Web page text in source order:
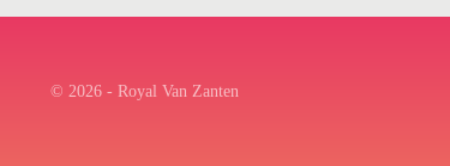
© 2026 - Royal Van Zanten